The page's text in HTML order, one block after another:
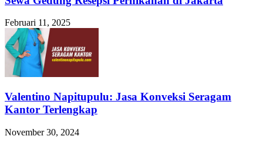
Februari 11, 2025
Valentino Napitupulu: Jasa Konveksi Seragam
Kantor Terlengkap
November 30, 2024